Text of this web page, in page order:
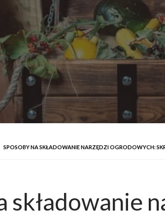
SPOSOBY NA SKŁADOWANIE NARZĘDZI OGRODOWYCH:
składowanie